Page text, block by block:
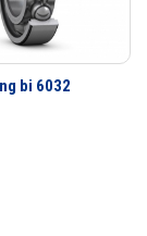
bi 6032